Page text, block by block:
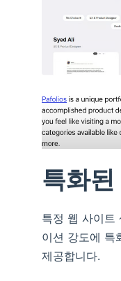
특화
특정 웹 사이트
이션 강도에 특
제공합니다.